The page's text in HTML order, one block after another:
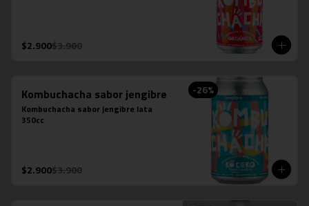
$2.900$3.900
-26%
Kombuchacha sabor jengibre
Kombuchacha sabor jengibre lata
350cc
$2.900$3.900